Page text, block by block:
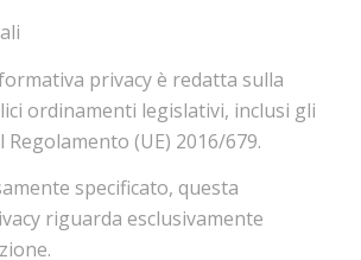
privacy è redatta sulla
ordinamenti legislativi, inclusi gli
Regolamento (UE) 2016/679.
specificato, questa
riguarda esclusivamente